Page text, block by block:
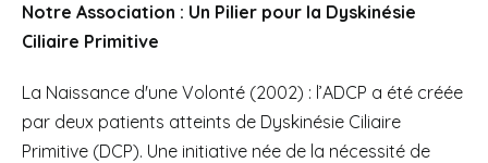
Notre Association : Un Pilier pour la Dyskinésie
Ciliaire Primitive
La Naissance d'une Volonté (2002) : l’ADCP a été créée
par deux patients atteints de Dyskinésie Ciliaire
Primitive (DCP). Une initiative née de la nécessité de